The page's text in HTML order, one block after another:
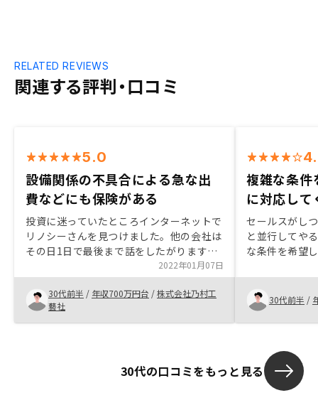
関連する評判・口コミ
RELATED REVIEWS
5.0
設備関係の不具合による急な出
費などにも保険がある
投資に迷っていたところインターネットで
リノシーさんを見つけました。他の会社は
その日1日で最後まで話をしたがります
が、リノシーさんは段階を踏んで細かく説
明してくれました。その中でやはり自社グ
ループで一括管理できるところがリノシー
の魅力かと思います。また、1番の不安で
ある設備関係の不具合による急な出費など
2022年01月07日
30代前半 / 年収700万円台 /株式会社乃村工
藝社
複雑な条件
に対応して
セールスがし
と並行してや
な条件を希望
駅徒歩1分の
ただけた。
プライベート
が、物件購入
30代前半 /
30代の口コミをもっと見る